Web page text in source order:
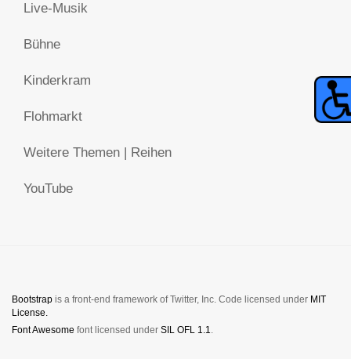
Live-Musik
Bühne
Kinderkram
Flohmarkt
Weitere Themen | Reihen
YouTube
Bootstrap is a front-end framework of Twitter, Inc. Code licensed under MIT
License.
Font Awesome font licensed under SIL OFL 1.1.